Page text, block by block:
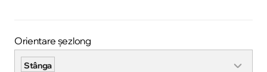
Orientare șezlong
Stânga